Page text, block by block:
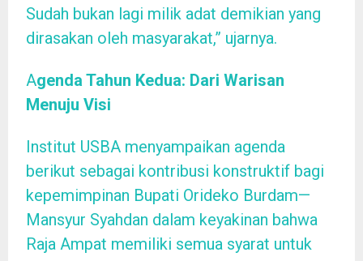
Sudah bukan lagi milik adat demikian yang
dirasakan oleh masyarakat,” ujarnya.
Agenda Tahun Kedua: Dari Warisan
Menuju Visi
Institut USBA menyampaikan agenda
berikut sebagai kontribusi konstruktif bagi
kepemimpinan Bupati Orideko Burdam—
Mansyur Syahdan dalam keyakinan bahwa
Raja Ampat memiliki semua syarat untuk